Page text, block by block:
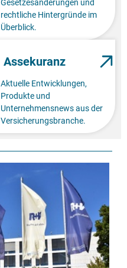
Gesetzesänderungen und
rechtliche Hintergründe im
Überblick.
Assekuranz
Aktuelle Entwicklungen,
Produkte und
Unternehmensnews aus der
Versicherungsbranche.